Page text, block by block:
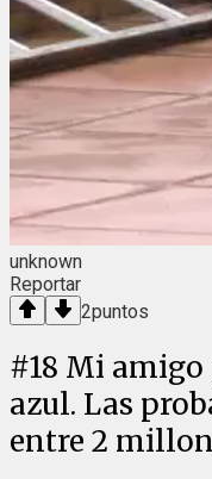
unknown
Reportar
2puntos
#18 Mi amigo
azul. Las
entre 2